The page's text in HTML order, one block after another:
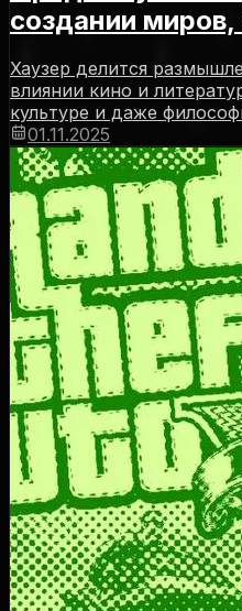
создании
Хаузер делится
влиянии кино и
культуре и даже
длится более двух
спектр тем — от
перспектив ИИ в
01.11.2025